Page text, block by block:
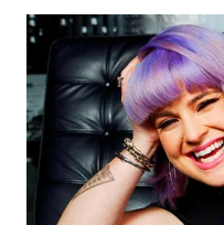
WAHANA
LISTRIK
WAHANA
TRAVEL
WAHANA
TV